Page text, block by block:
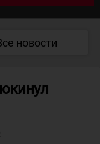
новости